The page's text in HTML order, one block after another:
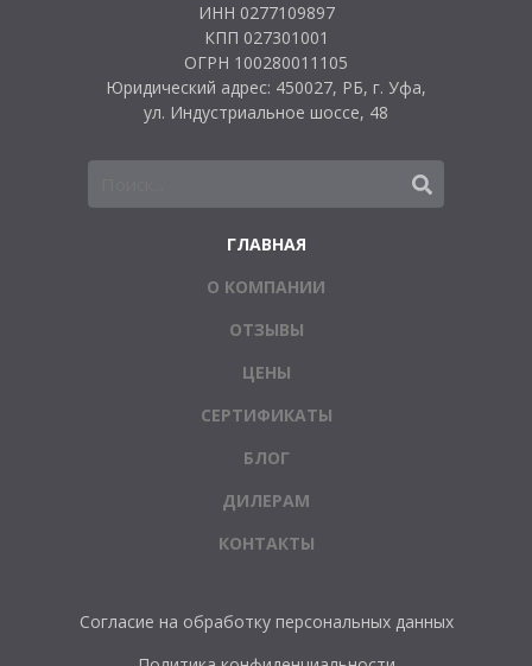
ИНН 0277109897
КПП 027301001
ОГРН 100280011105
Юридический адрес: 450027, РБ, г. Уфа,
ул. Индустриальное шоссе, 48
ГЛАВНАЯ
О КОМПАНИИ
ОТЗЫВЫ
ЦЕНЫ
СЕРТИФИКАТЫ
БЛОГ
ДИЛЕРАМ
КОНТАКТЫ
Согласие на обработку персональных данных